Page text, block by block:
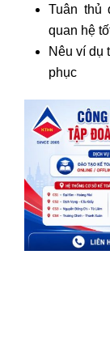
Tuân thủ
quan hệ
Nêu ví dụ
phục